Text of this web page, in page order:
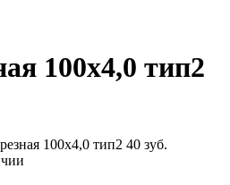
100х4,0 тип2
100х4,0 тип2 40 зуб.